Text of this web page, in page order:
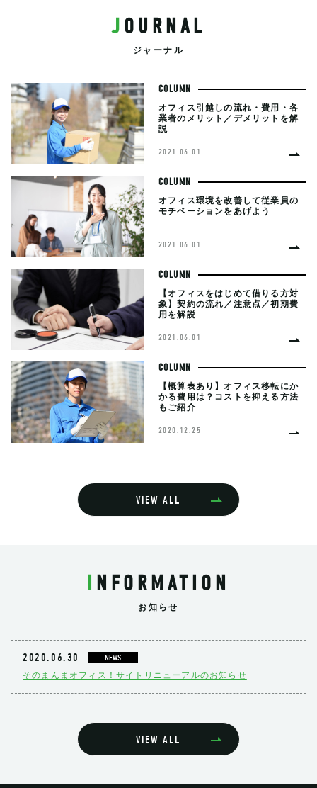
JOURNAL
ジャーナル
COLUMN
オフィス引越しの流れ・費用・各
業者のメリット／デメリットを解
説
2021.06.01
COLUMN
オフィス環境を改善して従業員の
モチベーションをあげよう
2021.06.01
COLUMN
【オフィスをはじめて借りる方対
象】契約の流れ／注意点／初期費
用を解説
2021.06.01
COLUMN
【概算表あり】オフィス移転にか
かる費用は？コストを抑える方法
もご紹介
2020.12.25
VIEW ALL
INFORMATION
お知らせ
2020.06.30
NEWS
そのまんまオフィス！サイトリニューアルのお知らせ
VIEW ALL